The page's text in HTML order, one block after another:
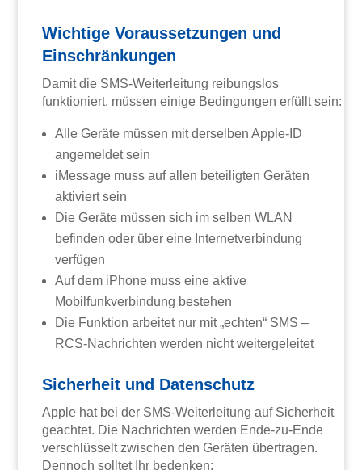
Wichtige Voraussetzungen und
Einschränkungen
Damit die SMS-Weiterleitung reibungslos
funktioniert, müssen einige Bedingungen erfüllt sein:
Alle Geräte müssen mit derselben Apple-ID
angemeldet sein
iMessage muss auf allen beteiligten Geräten
aktiviert sein
Die Geräte müssen sich im selben WLAN
befinden oder über eine Internetverbindung
verfügen
Auf dem iPhone muss eine aktive
Mobilfunkverbindung bestehen
Die Funktion arbeitet nur mit „echten“ SMS –
RCS-Nachrichten werden nicht weitergeleitet
Sicherheit und Datenschutz
Apple hat bei der SMS-Weiterleitung auf Sicherheit
geachtet. Die Nachrichten werden Ende-zu-Ende
verschlüsselt zwischen den Geräten übertragen.
Dennoch solltet Ihr bedenken: